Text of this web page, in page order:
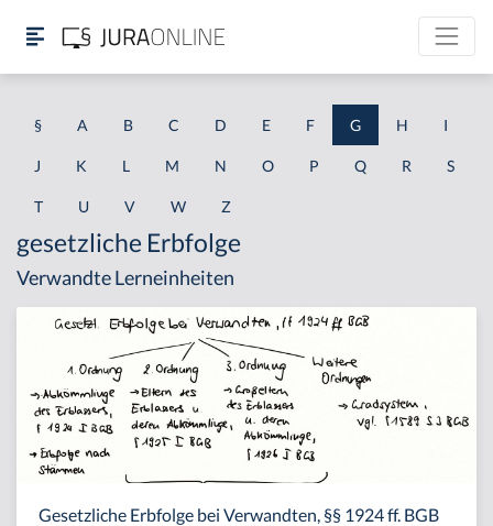
§ A B C D E F G H I
J K L M N O P Q R S
T U V W Z
gesetzliche Erbfolge
Verwandte Lerneinheiten
Gesetzliche Erbfolge bei Verwandten, §§ 1924 ff. BGB